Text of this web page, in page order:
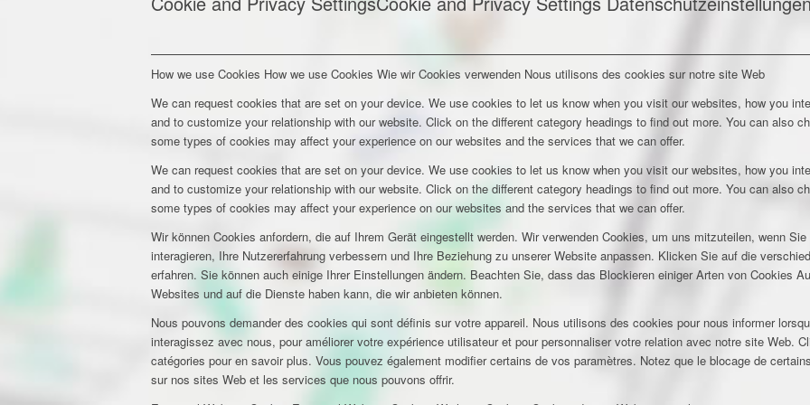
How we use Cookies How we use Cookies Wie wir Cookies verwenden Nous utilisons des cookies sur notre site Web
We can request cookies that are set on your device. We use cookies to let us know when you visit our websites, how you
and to customize your relationship with our website. Click on the different category headings to find out more. You can also
some types of cookies may affect your experience on our websites and the services that we can offer.
We can request cookies that are set on your device. We use cookies to let us know when you visit our websites, how you
and to customize your relationship with our website. Click on the different category headings to find out more. You can also
some types of cookies may affect your experience on our websites and the services that we can offer.
Wir können Cookies anfordern, die auf Ihrem Gerät eingestellt werden. Wir verwenden Cookies, um uns mitzuteilen, wenn
interagieren, Ihre Nutzererfahrung verbessern und Ihre Beziehung zu unserer Website anpassen. Klicken Sie auf die
erfahren. Sie können auch einige Ihrer Einstellungen ändern. Beachten Sie, dass das Blockieren einiger Arten von Cookies
Websites und auf die Dienste haben kann, die wir anbieten können.
Nous pouvons demander des cookies qui sont définis sur votre appareil. Nous utilisons des cookies pour nous informer
interagissez avec nous, pour améliorer votre expérience utilisateur et pour personnaliser votre relation avec notre site Web.
catégories pour en savoir plus. Vous pouvez également modifier certains de vos paramètres. Notez que le blocage de
sur nos sites Web et les services que nous pouvons offrir.